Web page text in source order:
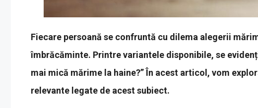
Fiecare persoană se confruntă cu dilema alegerii
îmbrăcăminte. Printre variantele disponibile, se
mai mică mărime la haine?” În acest articol, vom
relevante legate de acest subiect.